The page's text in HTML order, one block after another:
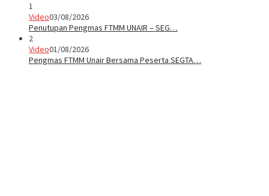
1
Video03/08/2026
Penutupan Pengmas FTMM UNAIR – SEG…
2
Video01/08/2026
Pengmas FTMM Unair Bersama Peserta SEGTA…